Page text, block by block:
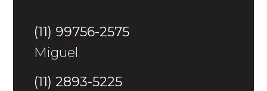
(11) 99756-2575
Miguel
(11) 2893-5225